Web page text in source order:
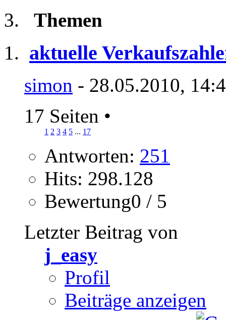
Themen
aktuelle
simon - 28.05.2010,
17 Seiten •
1 2 3 4 5 ... 17
Antworten: 251
Hits: 298.128
Bewertung0 / 5
Letzter Beitrag von
j_easy
Profil
Beiträge anzeigen